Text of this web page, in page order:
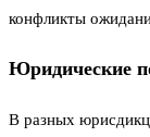
конфликты
Юридические
В разных